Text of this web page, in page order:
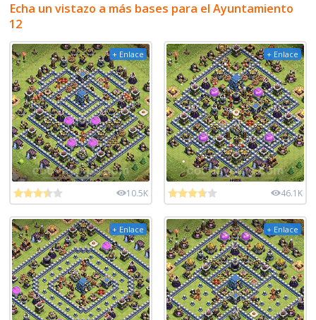
Echa un vistazo a más bases para el Ayuntamiento
12
+ Enlace
10.5K
+ Enlace
46.1K
+ Enlace + Enlace